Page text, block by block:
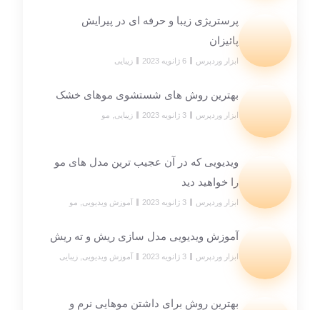
پرستریژی زیبا و حرفه ای در پیرایش
پائیزان
ابزار وردپرس 6 ژانویه 2023 زیبایی
بهترین روش های شستشوی موهای خشک
ابزار وردپرس 3 ژانویه 2023 زیبایی مو
ویدیویی که در آن عجیب ترین مدل های مو
را خواهید دید
ابزار وردپرس 3 ژانویه 2023 آموزش ویدیویی مو
آموزش ویدیویی مدل سازی ریش و ته ریش
ابزار وردپرس 3 ژانویه 2023 آموزش ویدیویی زیبایی
بهترین روش برای داشتن موهایی نرم و